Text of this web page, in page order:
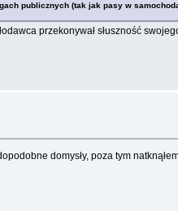
publicznych (tak jak pasy w
przekonywał słuszność
domysły, poza tym